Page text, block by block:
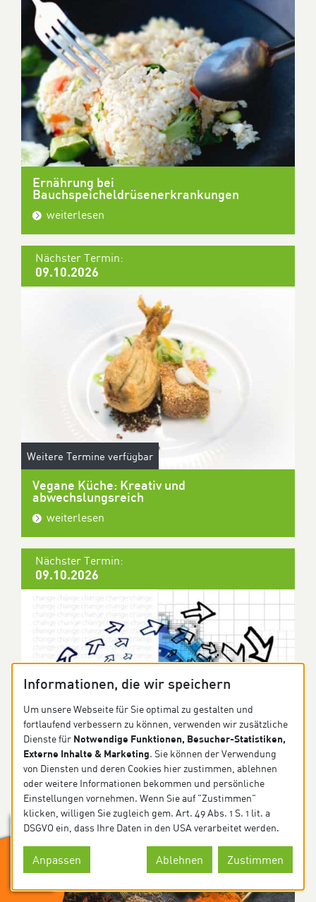
Ernährung bei
Bauchspeicheldrüsenerkrankungen
weiterlesen
Nächster Termin:
09.10.2026
Weitere Termine verfügbar
Vegane Küche: Kreativ und
abwechslungsreich
weiterlesen
Nächster Termin:
09.10.2026
Change-Management: Der Weg zur
nachhaltigen Gemeinschaftsverpflegung
weiterlesen
Nächster Termin:
12.10.2026
Informationen, die wir speichern
Um unsere Webseite für Sie optimal zu gestalten und
fortlaufend verbessern zu können, verwenden wir zusätzliche
Dienste für Notwendige Funktionen, Besucher-Statistiken,
Externe Inhalte & Marketing. Sie können der Verwendung
von Diensten und deren Cookies hier zustimmen, ablehnen
oder weitere Informationen bekommen und persönliche
Einstellungen vornehmen. Wenn Sie auf "Zustimmen"
klicken, willigen Sie zugleich gem. Art. 49 Abs. 1 S. 1 lit. a
DSGVO ein, dass Ihre Daten in den USA verarbeitet werden.
Anpassen Ablehnen Zustimmen